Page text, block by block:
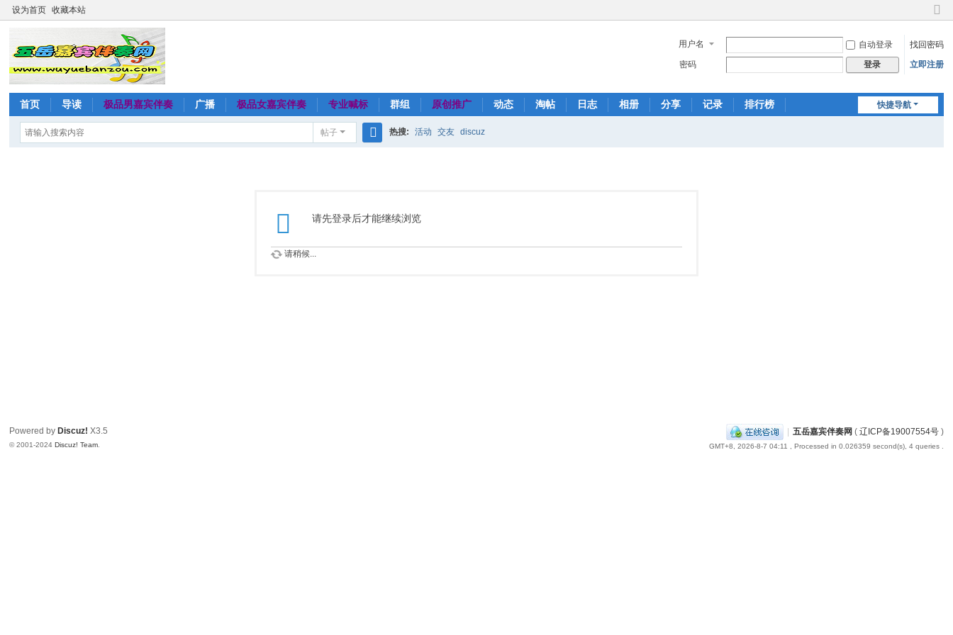
设为首页 收藏本站
切
到
窄
用户名 自动登录
找回密码
密码
登录 立即注册
快捷导航
首页 导读 极品男嘉宾伴奏 广播 极品女嘉宾伴奏 专业喊标 群组 原创推广 动态 淘帖 日志 相册 分享 记录 排行榜
帖子 热搜: 活动 交友 discuz
请先登录后才能继续浏览
请稍候...
| 五岳嘉宾伴奏网 ( 辽ICP备19007554号)
GMT+8, 2026-8-7 04:11 , Processed in 0.026359 second(s), 4 queries .
Powered by Discuz! X3.5
© 2001-2024Discuz! Team